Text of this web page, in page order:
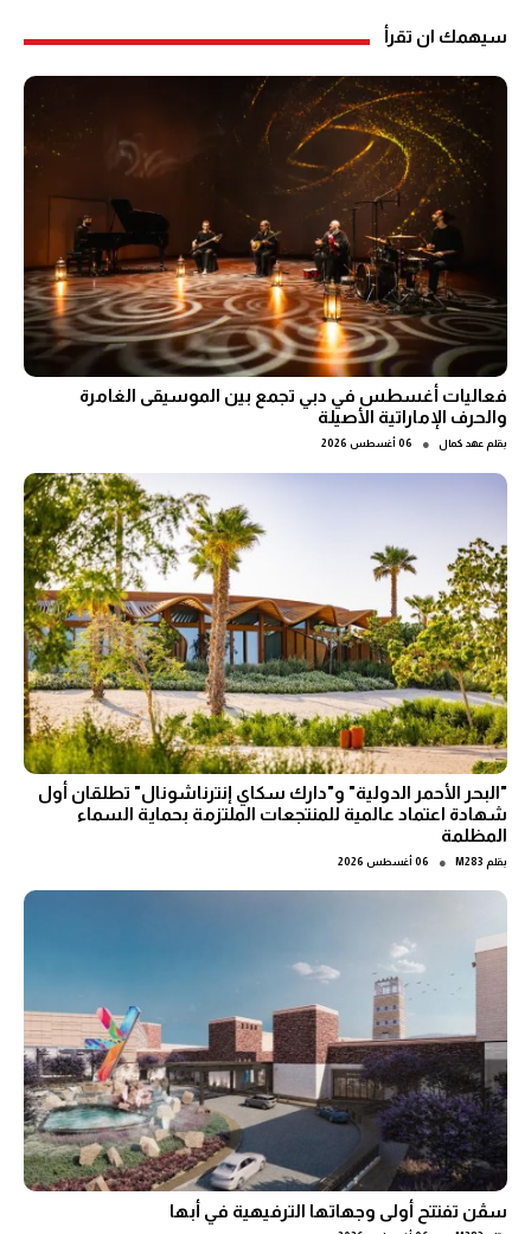
سيهمك ان تقرأ
فعاليات أغسطس في دبي تجمع بين الموسيقى الغامرة
والحرف الإماراتية الأصيلة
بقلم عهد كمال ● 06 أغسطس 2026
"البحر الأحمر الدولية" و"دارك سكاي إنترناشونال" تطلقان أول
شهادة اعتماد عالمية للمنتجعات الملتزمة بحماية السماء
المظلمة
بقلم M283
● 06 أغسطس 2026
سڤن تفتتح أولى وجهاتها الترفيهية في أبها